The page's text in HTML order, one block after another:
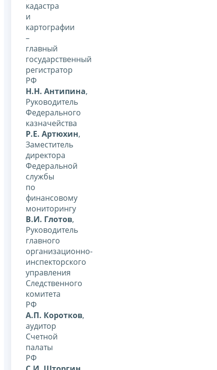
кадастра
и
картографии
–
главный
государственный
регистратор
РФ
Н.Н. Антипина,
Руководитель
Федерального
казначейства
Р.Е. Артюхин,
Заместитель
директора
Федеральной
службы
по
финансовому
мониторингу
В.И. Глотов,
Руководитель
главного
организационно-
инспекторского
управления
Следственного
комитета
РФ
А.П. Коротков,
аудитор
Счетной
палаты
РФ